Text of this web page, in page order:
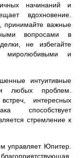
начинаний и
вдохновение.
принимайте важные
вопросами в
не избегайте
миролюбивыми и
интуитивные
любых проблем.
интересных
способствует
стремление к
управляет Юпитер.